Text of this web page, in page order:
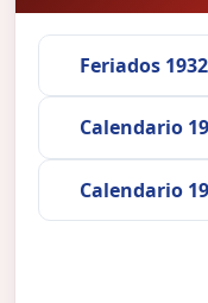
Feriados 1932
Calendario
Calendario